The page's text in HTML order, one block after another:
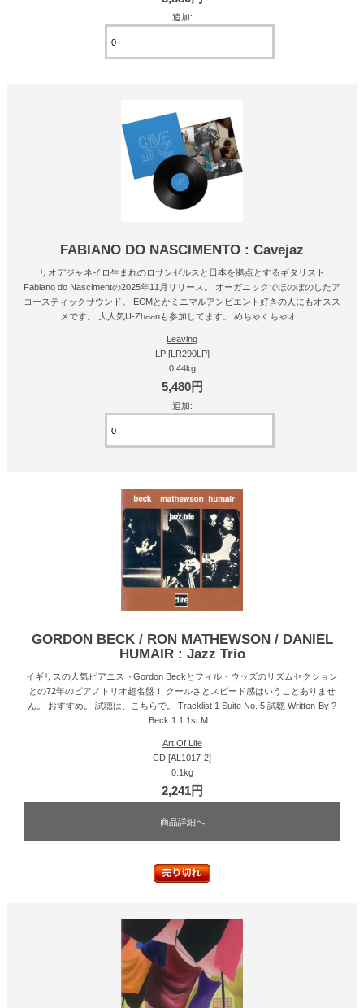
追加:
FABIANO DO NASCIMENTO : Cavejaz
リオデジャネイロ生まれのロサンゼルスと日本を拠点とするギタリスト
Fabiano do Nascimentの2025年11月リリース。 オーガニックでほのぼのしたア
コースティックサウンド。 ECMとかミニマルアンビエント好きの人にもオスス
メです。 大人気U-Zhaanも参加してます。 めちゃくちゃオ...
Leaving
LP [LR290LP]
0.44kg
5,480円
追加:
GORDON BECK / RON MATHEWSON / DANIEL
HUMAIR : Jazz Trio
イギリスの人気ピアニストGordon Beckとフィル・ウッズのリズムセクション
との72年のピアノトリオ超名盤！ クールさとスピード感はいうことありませ
ん。 おすすめ。 試聴は、こちらで。 Tracklist 1 Suite No. 5 試聴 Written-By ?
Beck 1.1 1st M...
Art Of Life
CD [AL1017-2]
0.1kg
2,241円
商品詳細へ